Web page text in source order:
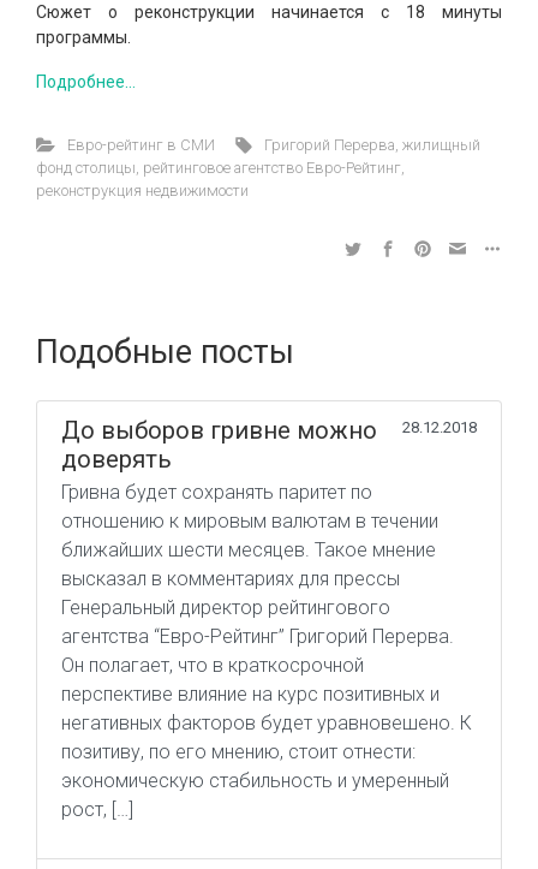
Сюжет о реконструкции начинается с 18 минуты
программы.
Подробнее…
Евро-рейтинг в СМИ Григорий Перерва ,жилищный
фонд столицы рейтинговое агентство Евро-Рейтинг
реконструкция недвижимости
Подобные посты
До выборов гривне можно
доверять
28.12.2018
Гривна будет сохранять паритет по
отношению к мировым валютам в течении
ближайших шести месяцев. Такое мнение
высказал в комментариях для прессы
Генеральный директор рейтингового
агентства “Евро-Рейтинг” Григорий Перерва.
Он полагает, что в краткосрочной
перспективе влияние на курс позитивных и
негативных факторов будет уравновешено. К
позитиву, по его мнению, стоит отнести:
экономическую стабильность и умеренный
рост, […]